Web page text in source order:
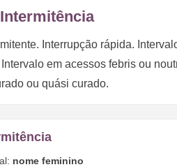
Intermitência
Interrupção rápida.
em acessos febris ou
ou quási curado.
nome feminino